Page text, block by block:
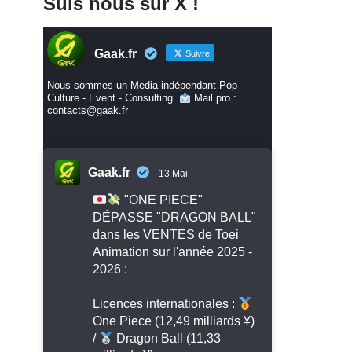
Gaak.fr Suivre
Nous sommes un Media indépendant Pop
Culture - Event - Consulting.
Mail pro :
contacts@gaak.fr
Gaak.fr 13 Mai
"ONE PIECE"
DÉPASSE "DRAGON BALL"
dans les VENTES de Toei
Animation sur l'année 2025 -
2026 :
Licences internationales :
One Piece (12,49 milliards ¥)
/
Dragon Ball (11,33